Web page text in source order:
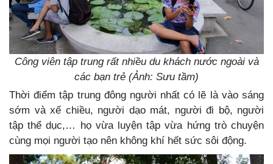
Công viên tập trung rất nhiều du khách nước ngoài và
các bạn trẻ (Ảnh: Sưu tầm)
Thời điểm tập trung đông người nhất có lẽ là vào sáng
sớm và xế chiều, người dạo mát, người đi bộ, người
tập thể dục,… họ vừa luyện tập vừa hứng trò chuyện
cùng mọi người tạo nên không khí hết sức sôi động.